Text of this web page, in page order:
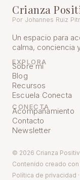
Crianza
Por Johannes Ruiz
Un espacio para
calma, conciencia
EXPLORA
Sobre mí
Blog
Recursos
Escuela Conecta
CONECTA
Acompañamiento
Contacto
Newsletter
© 2026 Crianza
Contenido creado
Política de privacidad ·